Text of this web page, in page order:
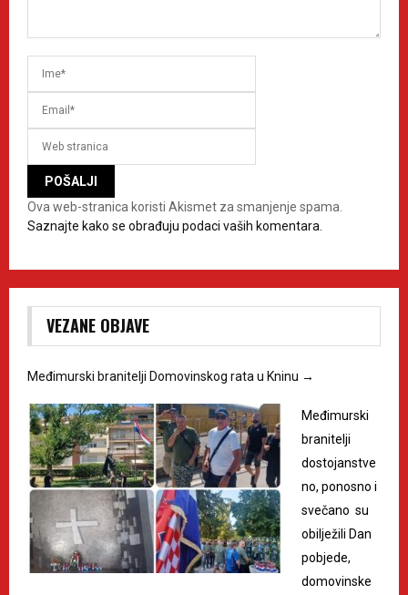
Ova web-stranica koristi Akismet za smanjenje spama.
Saznajte kako se obrađuju podaci vaših komentara.
VEZANE OBJAVE
Međimurski branitelji Domovinskog rata u Kninu →
Međimurski
branitelji
dostojanstve
no, ponosno i
svečano su
obilježili Dan
pobjede,
domovinske